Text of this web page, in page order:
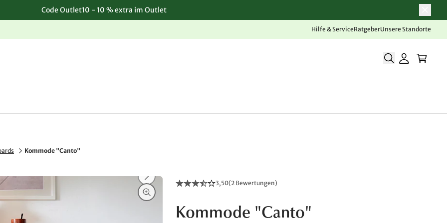
Code Outlet10 - 10 % extra im Outlet
Hilfe & ServiceRatgeberUnsere Standorte
Kommode "Canto"
3,50(2 Bewertungen)
Kommode "Canto"